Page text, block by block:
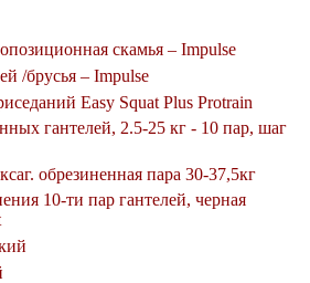
скамья – Impulse
/брусья – Impulse
Easy Squat Plus Protrain
гантелей, 2.5-25 кг - 10 пар, шаг
обрезиненная пара 30-37,5кг
10-ти пар гантелей, черная